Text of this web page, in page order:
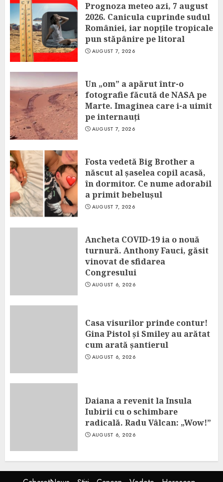
Prognoza meteo azi, 7 august
2026. Canicula cuprinde sudul
României, iar nopțile tropicale
pun stăpânire pe litoral
AUGUST 7, 2026
Un „om” a apărut într-o
fotografie făcută de NASA pe
Marte. Imaginea care i-a uimit
pe internauți
AUGUST 7, 2026
Fosta vedetă Big Brother a
născut al șaselea copil acasă,
în dormitor. Ce nume adorabil
a primit bebelușul
AUGUST 7, 2026
Ancheta COVID-19 ia o nouă
turnură. Anthony Fauci, găsit
vinovat de sfidarea
Congresului
AUGUST 6, 2026
Casa visurilor prinde contur!
Gina Pistol și Smiley au arătat
cum arată șantierul
AUGUST 6, 2026
Daiana a revenit la Insula
Iubirii cu o schimbare
radicală. Radu Vâlcan: „Wow!”
AUGUST 6, 2026